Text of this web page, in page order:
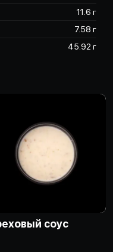
11.6 г
7.58 г
45.92 г
соус